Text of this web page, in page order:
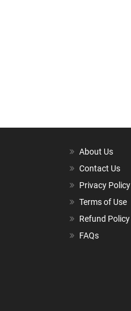
About Us
Contact Us
Privacy Policy
Terms of Use
Refund Policy
FAQs